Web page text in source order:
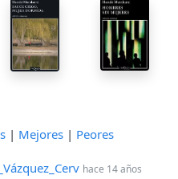
| Mejores | Peores
hace 14 años